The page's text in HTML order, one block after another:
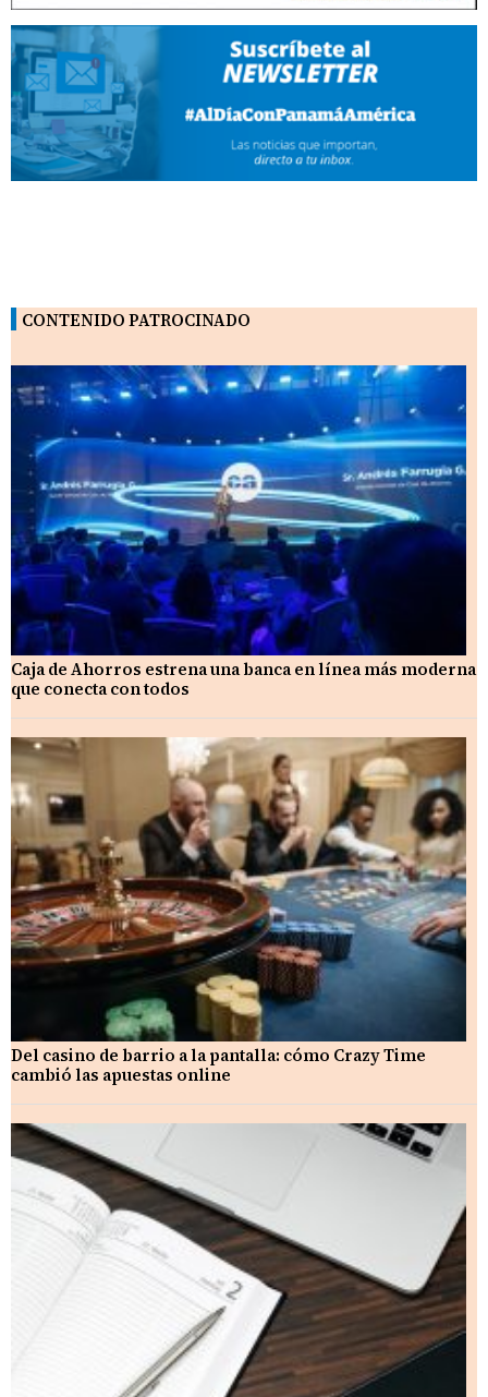
CONTENIDO PATROCINADO
Caja de Ahorros estrena una banca en línea más moderna
que conecta con todos
Del casino de barrio a la pantalla: cómo Crazy Time
cambió las apuestas online